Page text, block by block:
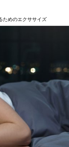
ためのエクササイズ